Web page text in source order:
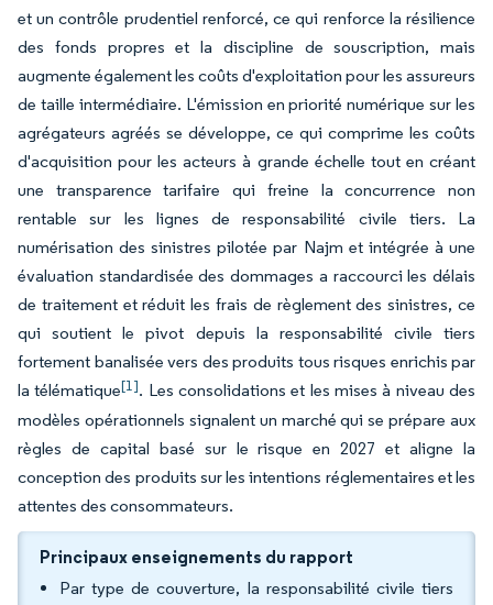
et un contrôle prudentiel renforcé, ce qui renforce la résilience
des fonds propres et la discipline de souscription, mais
augmente également les coûts d'exploitation pour les assureurs
de taille intermédiaire. L'émission en priorité numérique sur les
agrégateurs agréés se développe, ce qui comprime les coûts
d'acquisition pour les acteurs à grande échelle tout en créant
une transparence tarifaire qui freine la concurrence non
rentable sur les lignes de responsabilité civile tiers. La
numérisation des sinistres pilotée par Najm et intégrée à une
évaluation standardisée des dommages a raccourci les délais
de traitement et réduit les frais de règlement des sinistres, ce
qui soutient le pivot depuis la responsabilité civile tiers
fortement banalisée vers des produits tous risques enrichis par
la télématique[1]. Les consolidations et les mises à niveau des
modèles opérationnels signalent un marché qui se prépare aux
règles de capital basé sur le risque en 2027 et aligne la
conception des produits sur les intentions réglementaires et les
attentes des consommateurs.
Principaux enseignements du rapport
Par type de couverture, la responsabilité civile tiers